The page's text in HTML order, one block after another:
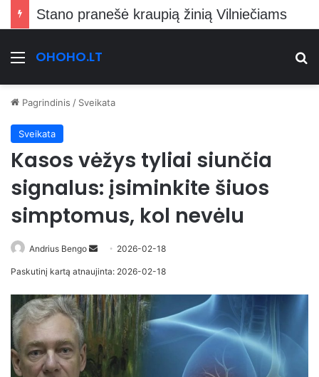
Stano pranešė kraupią žinią Vilniečiams
Meniu
OHOHO.LT
Pagrindinis / Sveikata
Sveikata
Kasos vėžys tyliai siunčia
signalus: įsiminkite šiuos
simptomus, kol nevėlu
Andrius Bengo
Send 2026-02-18
Paskutinį kartą atnaujinta: 2026-02-18